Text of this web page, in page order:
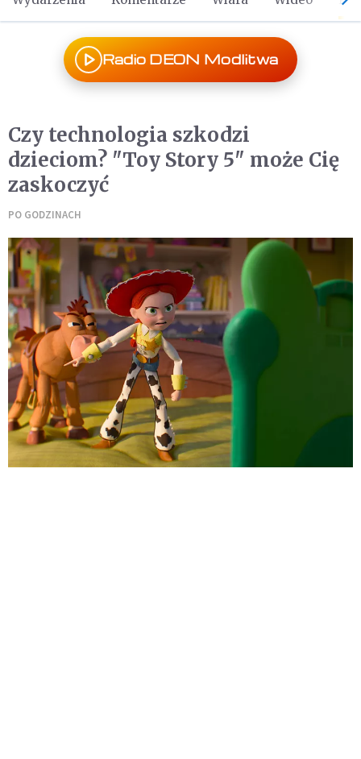
Radio DEON Modlitwa
Czy technologia szkodzi
dzieciom? "Toy Story 5" może Cię
zaskoczyć
PO GODZINACH